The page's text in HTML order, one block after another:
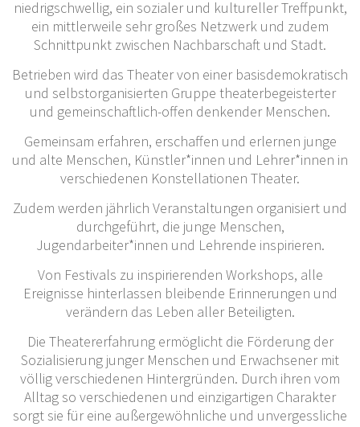
niedrigschwellig, ein sozialer und kultureller Treffpunkt,
ein mittlerweile sehr großes Netzwerk und zudem
Schnittpunkt zwischen Nachbarschaft und Stadt.
Betrieben wird das Theater von einer basisdemokratisch
und selbstorganisierten Gruppe theaterbegeisterter
und gemeinschaftlich-offen denkender Menschen.
Gemeinsam erfahren, erschaffen und erlernen junge
und alte Menschen, Künstler*innen und Lehrer*innen in
verschiedenen Konstellationen Theater.
Zudem werden jährlich Veranstaltungen organisiert und
durchgeführt, die junge Menschen,
Jugendarbeiter*innen und Lehrende inspirieren.
Von Festivals zu inspirierenden Workshops, alle
Ereignisse hinterlassen bleibende Erinnerungen und
verändern das Leben aller Beteiligten.
Die Theatererfahrung ermöglicht die Förderung der
Sozialisierung junger Menschen und Erwachsener mit
völlig verschiedenen Hintergründen. Durch ihren vom
Alltag so verschiedenen und einzigartigen Charakter
sorgt sie für eine außergewöhnliche und unvergessliche